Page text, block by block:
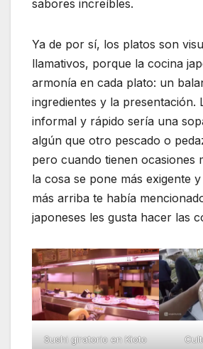
sabores increíbles.
Ya de por sí, los platos son
llamativos, porque la cocina
armonía en cada plato: un
ingredientes y la presentación.
informal y rápido sería una
algún que otro pescado o
pero cuando tienen ocasiones
la cosa se pone más exigente
más arriba te había
japoneses les gusta hacer las
Sushi giratorio en Kioto